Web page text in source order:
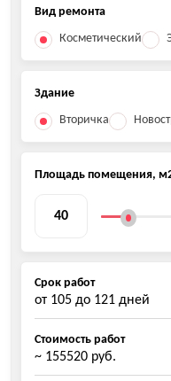
Вид ремонта
Косметический
Здание
Вторичка
Площадь помещения,
Срок работ
от 105 до 121 дней
Стоимость работ
~ 155520 руб.